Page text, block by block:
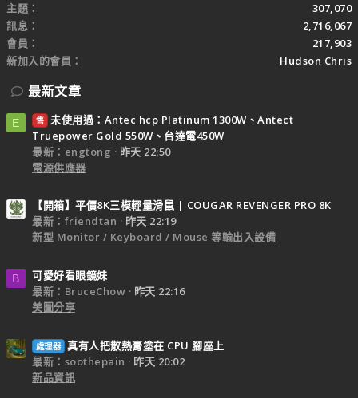
主題
307,070
訊息
2,716,067
會員
217,903
新加入的會員
Hudson Chris
最新文章
E 售 未使用過：Antec hcp Platinum 1300W、Antect
Truepower Gold 550W、台達電450W
最新：engtong
昨天 22:50
電源供應器
【開箱】平價8K三模輕量滑鼠 | COUGAR REVENGER PRO 8K
最新：friendtan
昨天 22:19
新型 Monitor / Keyboard / Mouse 等輸出入設備
B
可愛好看眼鏡妹
最新：BruceChow
昨天 22:16
美圖分享
處理器 真有人把散熱膏塗在 CPU 腳座上
最新：soothepain
昨天 20:02
新品資訊